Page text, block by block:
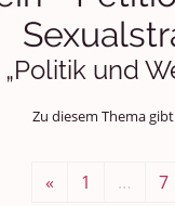
„Politik und
Zu diesem Thema
« 1 … 7